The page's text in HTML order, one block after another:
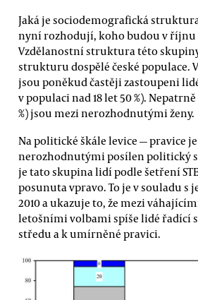
Jaká je sociodemografická
nyní rozhodují, koho budou v říjnu
Vzdělanostní struktura této
strukturu dospělé české populace.
jsou poněkud častěji zastoupeni lidé
v populaci nad 18 let 50 %).
%) jsou mezi nerozhodnutými ženy.
Na politické škále levice — pravice
nerozhodnutými posílen politický
je tato skupina lidí podle šetření
posunuta vpravo. To je v souladu s
2010 a ukazuje to, že mezi
letošními volbami spíše lidé řadící
středu a k umírněné pravici.